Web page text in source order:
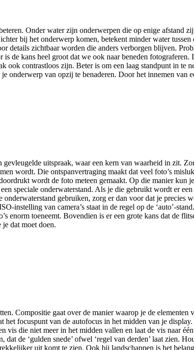
Onder water zijn onderwerpen die op enige afstand
bij het onderwerp komen, betekent minder water
details zichtbaar worden die anders verborgen blijven.
is de kans heel groot dat we ook naar beneden
ook contrastloos zijn. Beter is om een laag standpunt in
onderwerp van opzij te benaderen. Door het innemen van
uitspraak, waar een kern van waarheid in zit.
wordt. Die ontspanvertraging maakt dat veel foto’s
wordt de foto meteen gemaakt. Op die manier kun
speciale onderwaterstand. Als je die gebruikt wordt er
gebruiken, zorg er dan voor dat je precies
instelling van camera’s staat in de regel op de ‘auto’-
enorm toeneemt. Bovendien is er een grote kans dat de
dat moet doen.
Compositie gaat over de manier waarop je de
focuspunt van de autofocus in het midden van je
vis die niet meer in het midden vallen en laat de vis naar
de ‘gulden snede’ ofwel ‘regel van derden’ laat zien.
uit komt te zien. Ook bij landschappen is het